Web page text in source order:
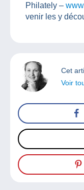
Philately –
venir les y
Cet
Voir